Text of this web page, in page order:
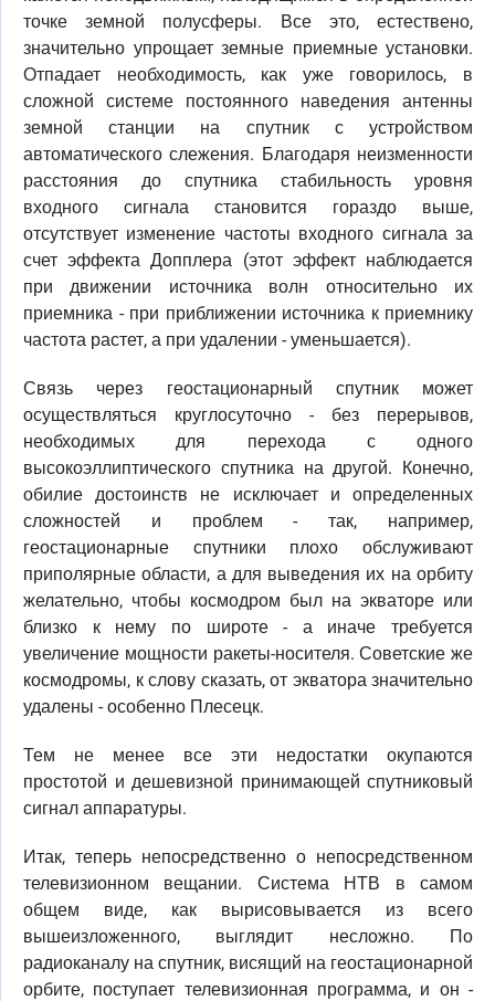
точке земной полусферы. Все это, естествено,
значительно упрощает земные приемные установки.
Отпадает необходимость, как уже говорилось, в
сложной системе постоянного наведения антенны
земной станции на спутник с устройством
автоматического слежения. Благодаря неизменности
расстояния до спутника стабильность уровня
входного сигнала становится гораздо выше,
отсутствует изменение частоты входного сигнала за
счет эффекта Допплера (этот эффект наблюдается
при движении источника волн относительно их
приемника - при приближении источника к приемнику
частота растет, а при удалении - уменьшается).
Связь через геостационарный спутник может
осуществляться круглосуточно - без перерывов,
необходимых для перехода с одного
высокоэллиптического спутника на другой. Конечно,
обилие достоинств не исключает и определенных
сложностей и проблем - так, например,
геостационарные спутники плохо обслуживают
приполярные области, а для выведения их на орбиту
желательно, чтобы космодром был на экваторе или
близко к нему по широте - а иначе требуется
увеличение мощности ракеты-носителя. Советские же
космодромы, к слову сказать, от экватора значительно
удалены - особенно Плесецк.
Тем не менее все эти недостатки окупаются
простотой и дешевизной принимающей спутниковый
сигнал аппаратуры.
Итак, теперь непосредственно о непосредственном
телевизионном вещании. Система НТВ в самом
общем виде, как вырисовывается из всего
вышеизложенного, выглядит несложно. По
радиоканалу на спутник, висящий на геостационарной
орбите, поступает телевизионная программа, и он -